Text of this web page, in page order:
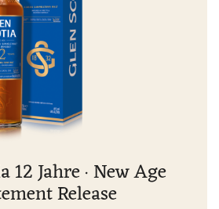
12 Jahre · New Age
Release